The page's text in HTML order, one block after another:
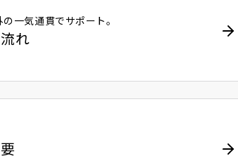
一気通貫でサポート。
れ